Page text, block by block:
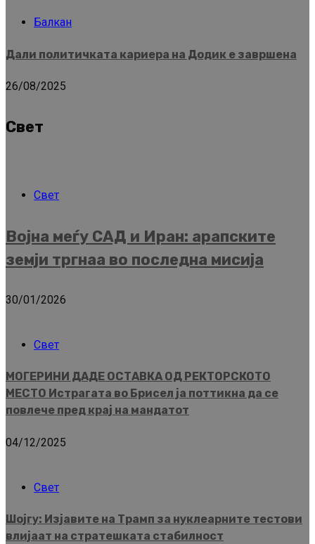
Балкан
Дали политичката кариера на Додик е завршена
26/08/2025
Свет
Свет
Војна меѓу САД и Иран: арапските
земји тргнаа во последна мисија
30/01/2026
Свет
МОГЕРИНИ ДАДЕ ОСТАВКА ОД РЕКТОРСКОТО
МЕСТО Истрагата во Брисел ја поттикна да се
повлече пред крај на мандатот
04/12/2025
Свет
Шојгу: Изјавите на Трамп за нуклеарните тестови
влијаат на стратешката стабилност